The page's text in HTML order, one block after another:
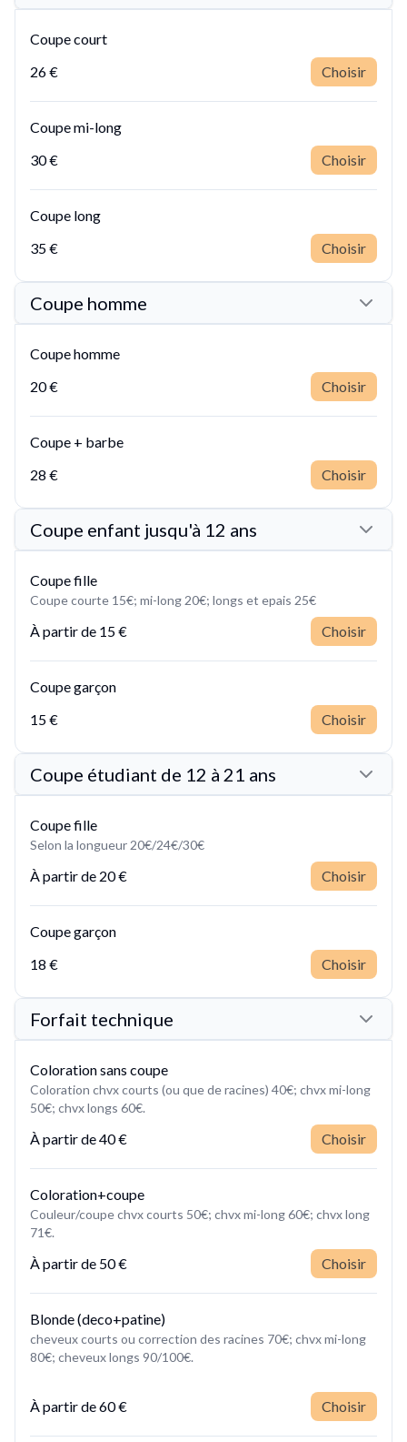
Coupe court
26 €
Choisir
Coupe mi-long
30 €
Choisir
Coupe long
35 €
Choisir
Coupe homme
Coupe homme
20 €
Choisir
Coupe + barbe
28 €
Choisir
Coupe enfant jusqu'à 12 ans
Coupe fille
Coupe courte 15€; mi-long 20€; longs et epais 25€
À partir de 15 € Choisir
Coupe garçon
15 €
Choisir
Coupe étudiant de 12 à 21 ans
Coupe fille
Selon la longueur 20€/24€/30€
À partir de 20 € Choisir
Coupe garçon
18 €
Choisir
Forfait technique
Coloration sans coupe
Coloration chvx courts (ou que de racines) 40€; chvx mi-long
À partir de40 € Choisir
Coloration+coupe
Couleur/coupe chvx courts 50€; chvx mi-long 60€; chvx long
À partir de 50 € Choisir
Blonde (deco+patine)
cheveux courts ou correction des racines 70€; chvx mi-long
80€; cheveux longs 90/100€.
À partir de60 € Choisir